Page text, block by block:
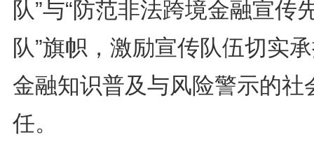
队”与“防范非法跨境金融宣传
队”旗帜，激励宣传队伍切实
金融知识普及与风险警示的社
任。